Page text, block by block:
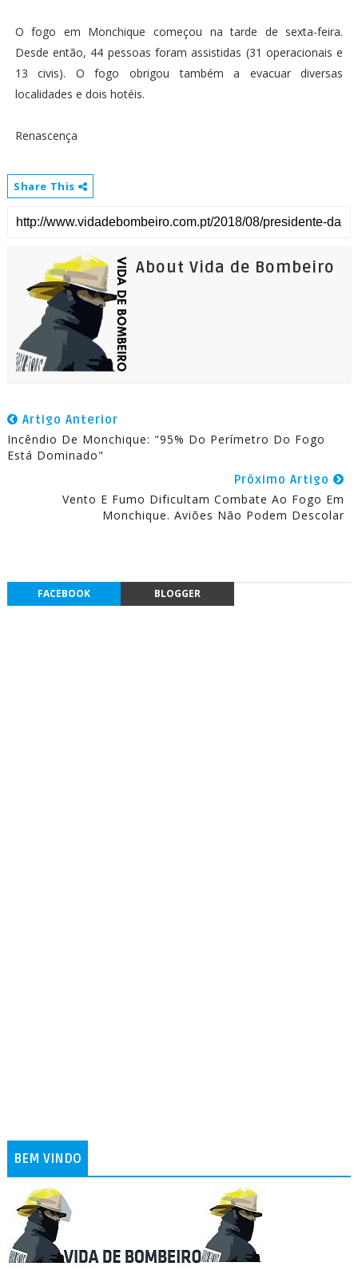
O fogo em Monchique começou na tarde de sexta-feira.
Desde então, 44 pessoas foram assistidas (31 operacionais e
13 civis). O fogo obrigou também a evacuar diversas
localidades e dois hotéis.
Renascença
Share This
About Vida de Bombeiro
Artigo Anterior
Incêndio De Monchique: "95% Do Perímetro Do Fogo
Está Dominado"
Próximo Artigo
Vento E Fumo Dificultam Combate Ao Fogo Em
Monchique. Aviões Não Podem Descolar
FACEBOOK BLOGGER
BEM VINDO